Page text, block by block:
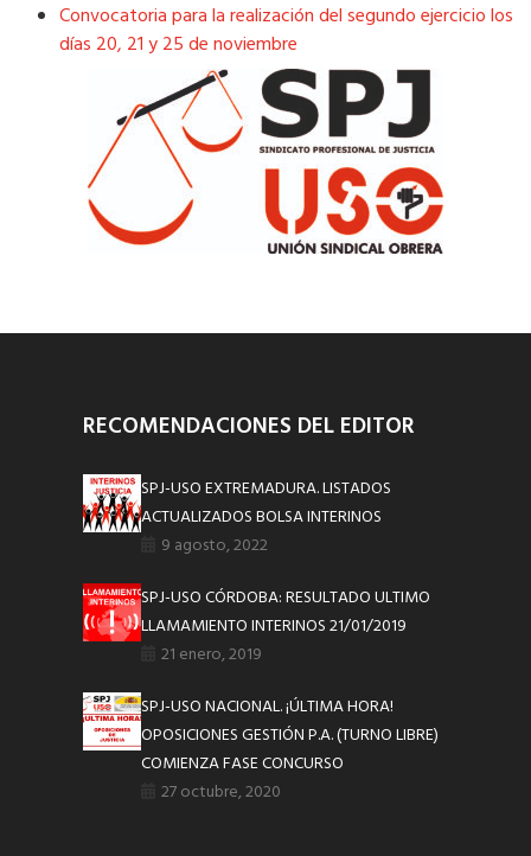
Convocatoria para la realización del segundo ejercicio los
días 20, 21 y 25 de noviembre
RECOMENDACIONES DEL EDITOR
SPJ-USO EXTREMADURA. LISTADOS
ACTUALIZADOS BOLSA INTERINOS
9 agosto, 2022
SPJ-USO CÓRDOBA: RESULTADO ULTIMO
LLAMAMIENTO INTERINOS 21/01/2019
21 enero, 2019
SPJ-USO NACIONAL. ¡ÚLTIMA HORA!
OPOSICIONES GESTIÓN P.A. (TURNO LIBRE)
COMIENZA FASE CONCURSO
27 octubre, 2020